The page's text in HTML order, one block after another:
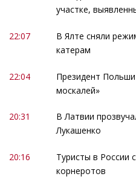
участке,
22:07
В Ялте сняли
катерам
22:04
Президент
москалей»
20:31
В Латвии
Лукашенко
20:16
Туристы в России
корнеротов